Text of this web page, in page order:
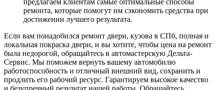
ремонта, которые помогут им сэкономить средства при
достижении лучшего результата.
Если вам понадобился ремонт двери, кузова в СПб, полная и
локальная покраска двери, и вы хотите, чтобы цена на ремонт
была недорогой, обращайтесь в автомастерскую Дельта-
Сервис. Мы поможем вернуть вашему автомобилю
работоспособность и отличный внешний вид, сохранить и
продлить его рабочий ресурс. Гарантируем высокое качество
и безупречный результат нашей работы. Обращайтесь,